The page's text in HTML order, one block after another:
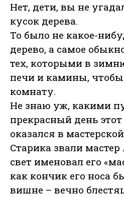
Нет, дети, вы не
кусок дерева.
То было не какое-
дерево, а самое
тех, которыми в
печи и камины, чтобы
комнату.
Не знаю уж, какими
прекрасный день
оказался в
Старика звали
свет именовал его
как кончик его носа
вишне – вечно